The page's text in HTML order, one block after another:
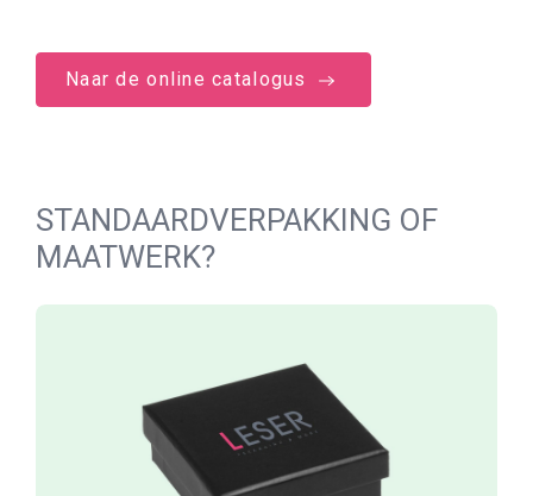
Naar de online catalogus
STANDAARDVERPAKKING OF
MAATWERK?